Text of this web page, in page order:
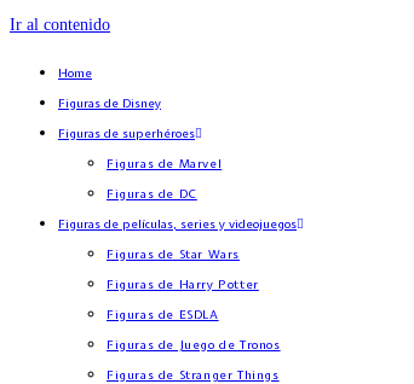
Ir al contenido
Home
Figuras de Disney
Figuras de superhéroes
Figuras de Marvel
Figuras de DC
Figuras de películas, series y videojuegos
Figuras de Star Wars
Figuras de Harry Potter
Figuras de ESDLA
Figuras de Juego de Tronos
Figuras de Stranger Things